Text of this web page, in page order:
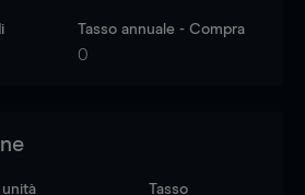
Tasso annuale - Compra
0
unità Tasso